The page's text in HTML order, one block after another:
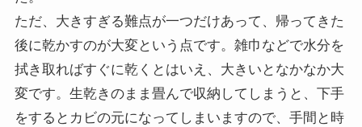
ただ、大きすぎる難点が一つだけあって、帰ってきた
後に乾かすのが大変という点です。雑巾などで水分を
拭き取ればすぐに乾くとはいえ、大きいとなかなか大
変です。生乾きのまま畳んで収納してしまうと、下手
をするとカビの元になってしまいますので、手間と時